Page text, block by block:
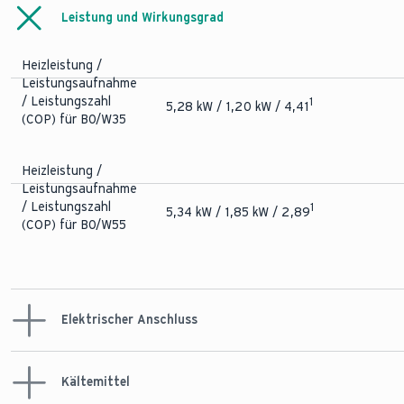
Zusatzheizung)
max)
Betriebsdruck
Betriebsdruck
Heizkreis (max)
Leistung und Wirkungsgrad
Heizleistung /
Leistungsaufnahme
/ Leistungszahl
(COP) für B0/W35
5,28 kW / 1,20 kW / 4,411
Heizleistung /
Leistungsaufnahme
/ Leistungszahl
(COP) für B0/W55
5,34 kW / 1,85 kW / 2,891
Elektrischer Anschluss
ElektrischerKältemittel